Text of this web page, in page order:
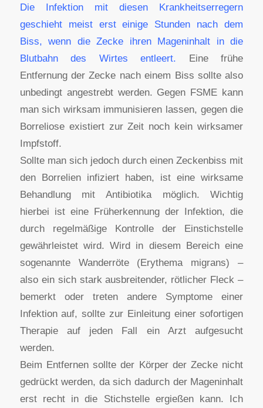
Die Infektion mit diesen Krankheitserregern
geschieht meist erst einige Stunden nach dem
Biss, wenn die Zecke ihren Mageninhalt in die
Blutbahn des Wirtes entleert. Eine frühe
Entfernung der Zecke nach einem Biss sollte also
unbedingt angestrebt werden. Gegen FSME kann
man sich wirksam immunisieren lassen, gegen die
Borreliose existiert zur Zeit noch kein wirksamer
Impfstoff.
Sollte man sich jedoch durch einen Zeckenbiss mit
den Borrelien infiziert haben, ist eine wirksame
Behandlung mit Antibiotika möglich. Wichtig
hierbei ist eine Früherkennung der Infektion, die
durch regelmäßige Kontrolle der Einstichstelle
gewährleistet wird. Wird in diesem Bereich eine
sogenannte Wanderröte (Erythema migrans) –
also ein sich stark ausbreitender, rötlicher Fleck –
bemerkt oder treten andere Symptome einer
Infektion auf, sollte zur Einleitung einer sofortigen
Therapie auf jeden Fall ein Arzt aufgesucht
werden.
Beim Entfernen sollte der Körper der Zecke nicht
gedrückt werden, da sich dadurch der Mageninhalt
erst recht in die Stichstelle ergießen kann. Ich